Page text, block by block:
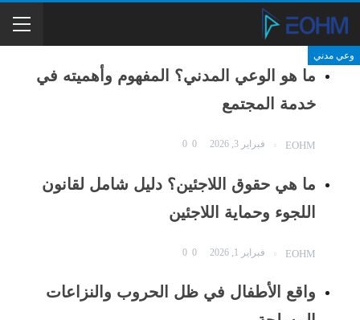
وعي مدني
ما هو الوعي المدني؟ المفهوم وأهميته في
خدمة المجتمع
EOHM فبراير 3, 2026
وعي مدني
ما هي حقوق اللاجئين؟ دليل شامل لقانون
اللجوء وحماية اللاجئين
EOHM فبراير 1, 2026
وعي مدني
واقع الأطفال في ظل الحروب والنزاعات
وعي مدني
وعي مدني
وعي مدني
وعي مدني
وعي مدني
وعي مدني
وعي مدني
وعي مدني
وعي مدني
وعي مدني